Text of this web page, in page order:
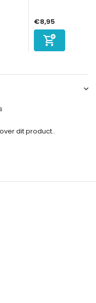
€8,95
dit product..